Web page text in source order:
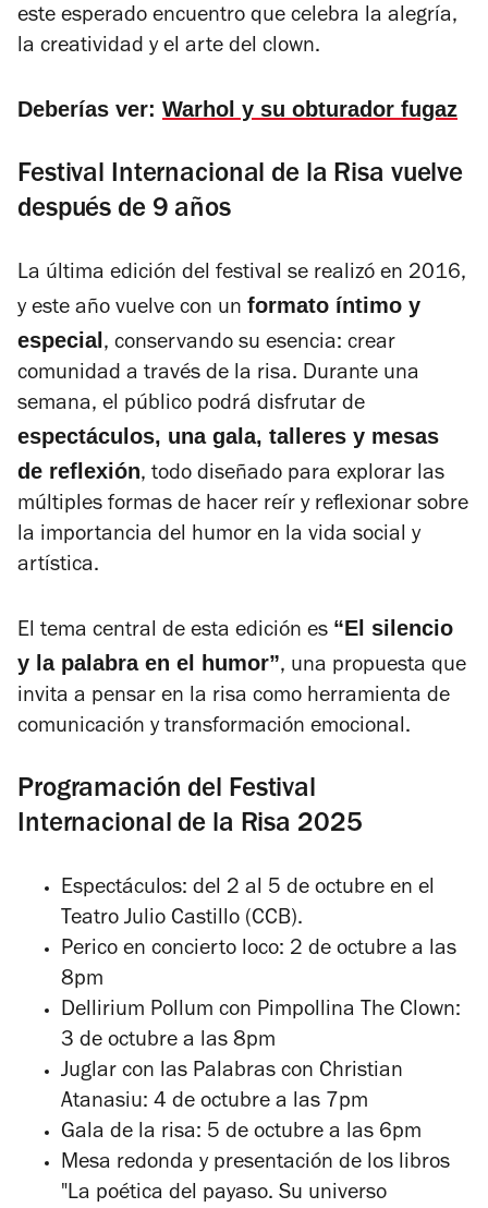
este esperado encuentro que celebra la alegría,
la creatividad y el arte del clown.
Deberías ver: Warhol y su obturador fugaz
Festival Internacional de la Risa vuelve
después de 9 años
La última edición del festival se realizó en 2016,
y este año vuelve con un formato íntimo y
especial , conservando su esencia: crear
comunidad a través de la risa. Durante una
semana, el público podrá disfrutar de
espectáculos, una gala, talleres y mesas
de reflexión, todo diseñado para explorar las
múltiples formas de hacer reír y reflexionar sobre
la importancia del humor en la vida social y
artística.
El tema central de esta edición es “El silencio
y la palabra en el humor”, una propuesta que
invita a pensar en la risa como herramienta de
comunicación y transformación emocional.
Programación del Festival
Internacional de la Risa 2025
Espectáculos: del 2 al 5 de octubre en el
Teatro Julio Castillo (CCB).
Perico en concierto loco: 2 de octubre a las
8pm
Dellirium Pollum con Pimpollina The Clown:
3 de octubre a las 8pm
Juglar con las Palabras con Christian
Atanasiu: 4 de octubre a las 7pm
Gala de la risa: 5 de octubre a las 6pm
Mesa redonda y presentación de los libros
"La poética del payaso. Su universo